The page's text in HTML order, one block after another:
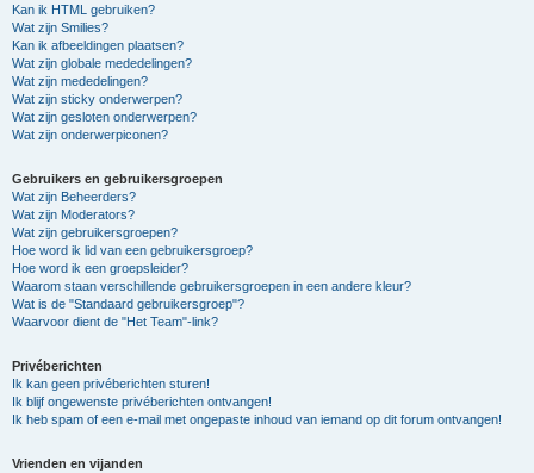
Kan ik HTML gebruiken?
Wat zijn Smilies?
Kan ik afbeeldingen plaatsen?
Wat zijn globale mededelingen?
Wat zijn mededelingen?
Wat zijn sticky onderwerpen?
Wat zijn gesloten onderwerpen?
Wat zijn onderwerpiconen?
Gebruikers en gebruikersgroepen
Wat zijn Beheerders?
Wat zijn Moderators?
Wat zijn gebruikersgroepen?
Hoe word ik lid van een gebruikersgroep?
Hoe word ik een groepsleider?
Waarom staan verschillende gebruikersgroepen in een andere kleur?
Wat is de "Standaard gebruikersgroep"?
Waarvoor dient de "Het Team"-link?
Privéberichten
Ik kan geen privéberichten sturen!
Ik blijf ongewenste privéberichten ontvangen!
Ik heb spam of een e-mail met ongepaste inhoud van iemand op dit forum ontvangen!
Vrienden en vijanden